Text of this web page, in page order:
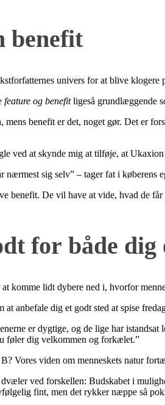
benefit
univers for at blive klogere
feature og benefitligeså grundlæggende
mens benefit er det, noget gør. Det er
ved at skynde mig at tilføje, at
nærmest sig selv” – tager fat i
benefit. De vil have at vide, hvad de
for både dig
komme lidt dybere ned i, hvorfor
at anbefale dig et godt sted at spise
er dygtige, og de lige har istandsat
føler dig velkommen og forkælet.”
Vores viden om menneskets natur
ved forskellen: Budskabet i
fint, men det rykker næppe så